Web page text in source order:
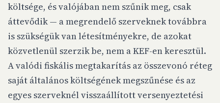
költsége, és valójában nem szűnik meg, csak
áttevődik — a megrendelő szerveknek továbbra
is szükségük van létesítményekre, de azokat
közvetlenül szerzik be, nem a KEF-en keresztül.
A valódi fiskális megtakarítás az összevonó réteg
saját általános költségének megszűnése és az
egyes szerveknél visszaállított versenyeztetési